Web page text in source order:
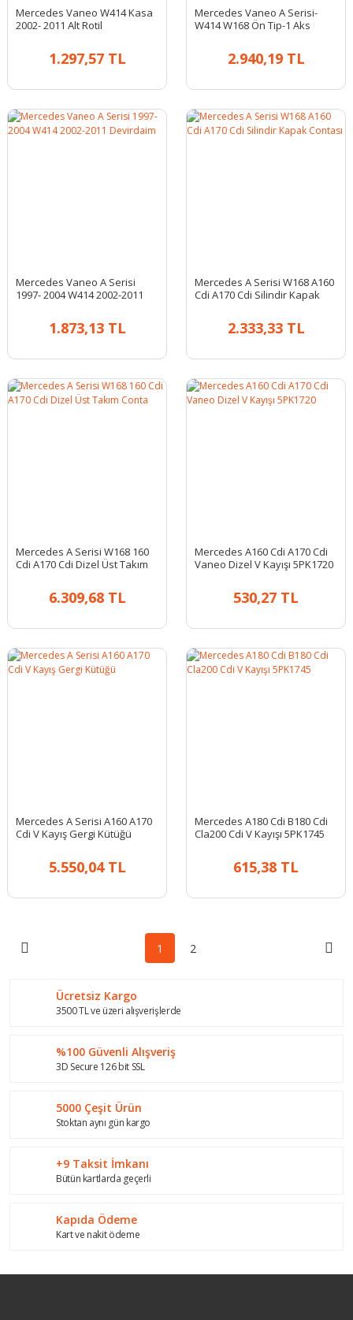
Mercedes Vaneo W414 Kasa
2002- 2011 Alt Rotil
1.297,57 TL
Mercedes Vaneo A Serisi-
W414 W168 Ön Tip-1 Aks
2.940,19 TL
Mercedes Vaneo A Serisi
1997- 2004 W414 2002-2011
1.873,13 TL
Mercedes A Serisi W168 A160
Cdi A170 Cdi Silindir Kapak
2.333,33 TL
Mercedes A Serisi W168 160
Cdi A170 Cdi Dizel Üst Takım
6.309,68 TL
Mercedes A160 Cdi A170 Cdi
Vaneo Dizel V Kayışı 5PK1720
530,27 TL
Mercedes A Serisi A160 A170
Cdi V Kayış Gergi Kütüğü
5.550,04 TL
Mercedes A180 Cdi B180 Cdi
Cla200 Cdi V Kayışı 5PK1745
615,38 TL
1 2
Ücretsiz Kargo
3500 TL ve üzeri alışverişlerde
%100 Güvenli Alışveriş
3D Secure 126 bit SSL
5000 Çeşit Ürün
Stoktan aynı gün kargo
+9 Taksit İmkanı
Bütün kartlarda geçerli
Kapıda Ödeme
Kart ve nakit ödeme